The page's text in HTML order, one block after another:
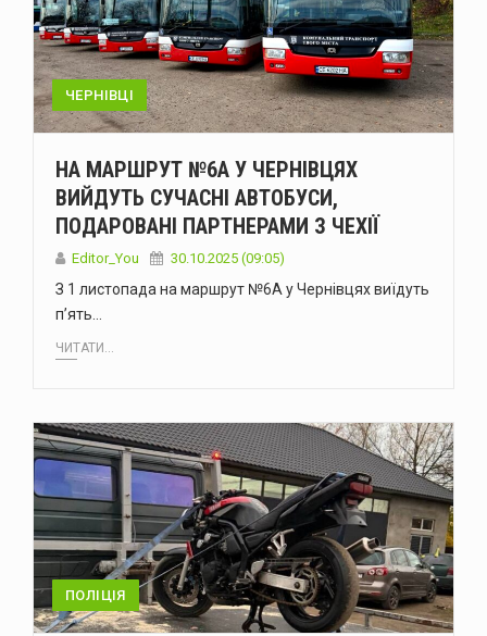
Сенат США схвалив законопроєкт Ліндсі Грема щодо посилення санкцій проти росії та Ірану
Український гросмейстер Василь Іванчук увійде до Зали світової шахової слави
ЧЕРНІВЦІ
НА МАРШРУТ №6А У ЧЕРНІВЦЯХ
ВИЙДУТЬ СУЧАСНІ АВТОБУСИ,
ПОДАРОВАНІ ПАРТНЕРАМИ З ЧЕХІЇ
Editor_You 30.10.2025 (09:05)
З 1 листопада на маршрут №6А у Чернівцях виїдуть
п’ять…
ЧИТАТИ...
ПОЛІЦІЯ